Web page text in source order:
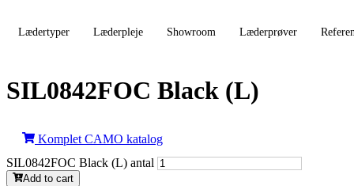
Lædertyper Læderpleje Showroom Læderprøver
SIL0842FOC Black (L)
Komplet CAMO katalog
SIL0842FOC Black (L) antal
Add to cart